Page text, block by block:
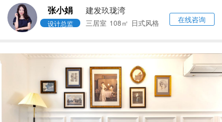
张小娟
设计总监
建发玖珑湾
三居室 108㎡ 日式风格 在线咨询